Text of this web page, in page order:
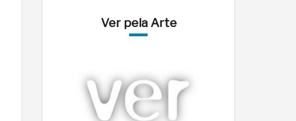
Ver pela Arte